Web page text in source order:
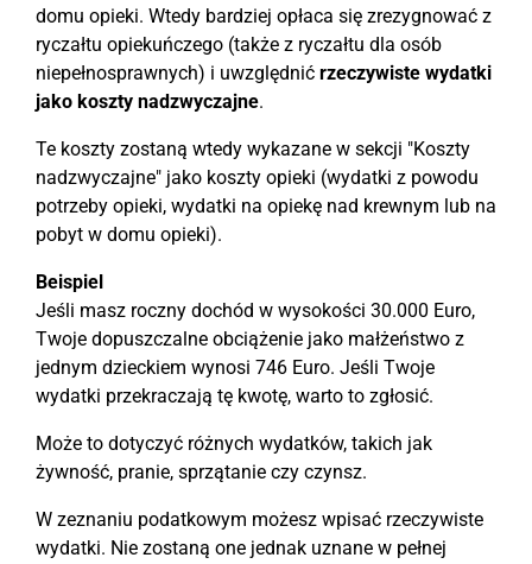
domu opieki. Wtedy bardziej opłaca się zrezygnować z
ryczałtu opiekuńczego (także z ryczałtu dla osób
niepełnosprawnych) i uwzględnić rzeczywiste wydatki
jako koszty nadzwyczajne.
Te koszty zostaną wtedy wykazane w sekcji "Koszty
nadzwyczajne" jako koszty opieki (wydatki z powodu
potrzeby opieki, wydatki na opiekę nad krewnym lub na
pobyt w domu opieki).
Beispiel
Jeśli masz roczny dochód w wysokości 30.000 Euro,
Twoje dopuszczalne obciążenie jako małżeństwo z
jednym dzieckiem wynosi 746 Euro. Jeśli Twoje
wydatki przekraczają tę kwotę, warto to zgłosić.
Może to dotyczyć różnych wydatków, takich jak
żywność, pranie, sprzątanie czy czynsz.
W zeznaniu podatkowym możesz wpisać rzeczywiste
wydatki. Nie zostaną one jednak uznane w pełnej